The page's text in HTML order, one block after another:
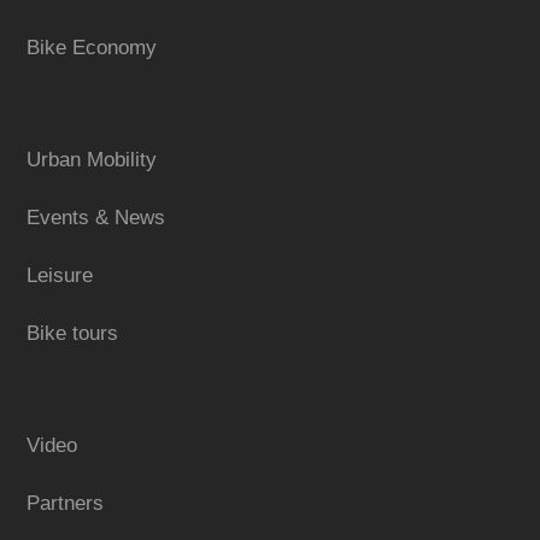
Bike Economy
Urban Mobility
Events & News
Leisure
Bike tours
Video
Partners